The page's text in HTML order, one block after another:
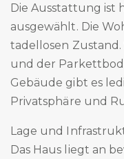
Die Ausstattung ist
ausgewählt. Die
tadellosen
und der
Gebäude gibt es
Privatsphäre und
Lage und
Das Haus liegt an